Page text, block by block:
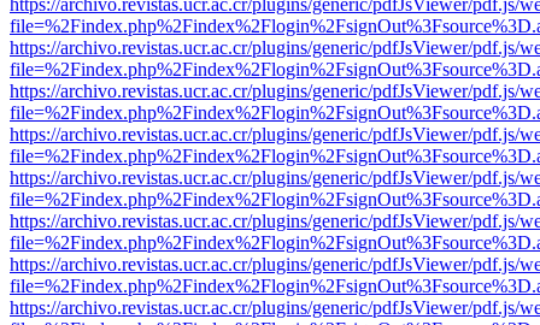
https://archivo.revistas.ucr.ac.cr/plugins/generic/pdfJsViewer/pdf.js/
https://archivo.revistas.ucr.ac.cr/plugins/generic/pdfJsViewer/pdf.js/
https://archivo.revistas.ucr.ac.cr/plugins/generic/pdfJsViewer/pdf.js/
https://archivo.revistas.ucr.ac.cr/plugins/generic/pdfJsViewer/pdf.js/
https://archivo.revistas.ucr.ac.cr/plugins/generic/pdfJsViewer/pdf.js/
https://archivo.revistas.ucr.ac.cr/plugins/generic/pdfJsViewer/pdf.js/
https://archivo.revistas.ucr.ac.cr/plugins/generic/pdfJsViewer/pdf.js/
https://archivo.revistas.ucr.ac.cr/plugins/generic/pdfJsViewer/pdf.js/